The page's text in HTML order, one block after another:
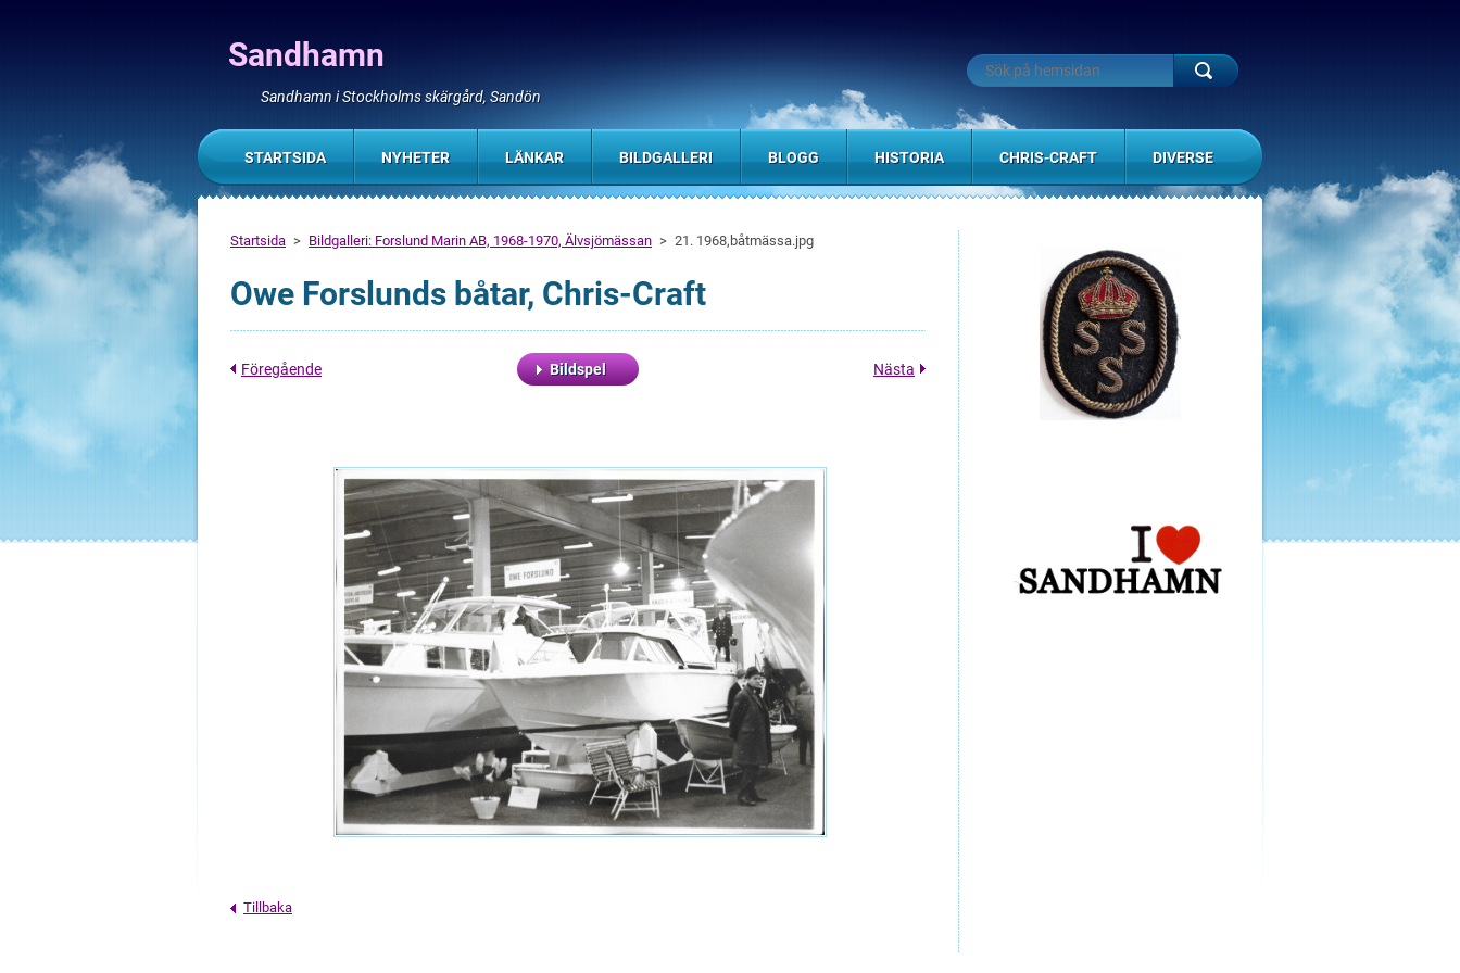
Sandhamn
Sandhamn i Stockholms skärgård, Sandön
Startsida > Bildgalleri: Forslund Marin AB, 1968-1970, Älvsjömässan > 21. 1968,båtmässa.jpg
Owe Forslunds båtar, Chris-Craft
Föregående Bildspel Nästa
Tillbaka
STARTSIDA NYHETER LÄNKAR BILDGALLERI BLOGG HISTORIA CHRIS-CRAFT DIVERSE